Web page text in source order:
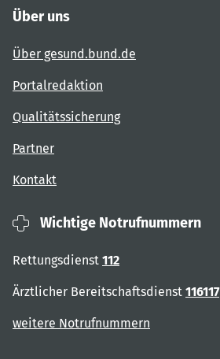
Über uns
Über gesund.bund.de
Portalredaktion
Qualitätssicherung
Partner
Kontakt
Wichtige Notrufnummern
Rettungsdienst 112
Ärztlicher Bereitschaftsdienst 116117
weitere Notrufnummern